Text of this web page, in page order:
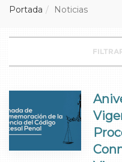
Portada Noticias